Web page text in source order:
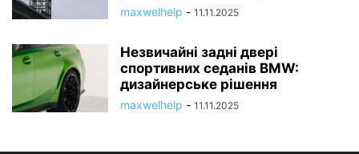
maxwelhelp - 11.11.2025
Незвичайні задні двері
спортивних седанів BMW:
дизайнерське рішення
maxwelhelp - 11.11.2025